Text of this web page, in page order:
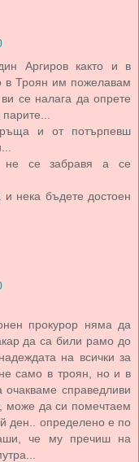
Аргиров както и в
в Троян им пожелавам
се налага да опрете
и от потърпевш
не се забравя а се
нека бъдете достоен
прокурор няма да
да са били рамо до
на всички за
само в троян, но и в
справедливи
може да си помечтаем
ден.. определено е по
че му пречиш на